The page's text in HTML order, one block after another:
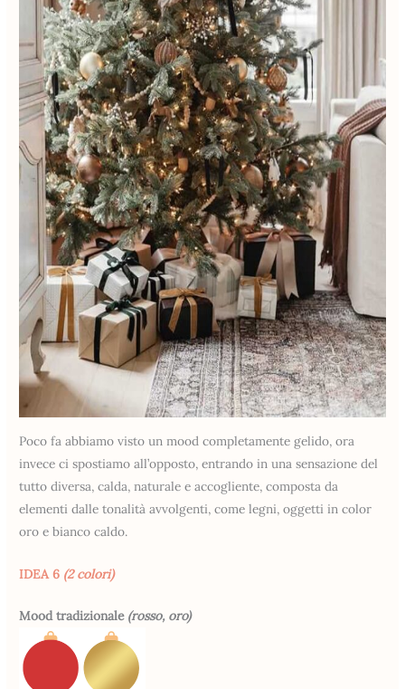
Poco fa abbiamo visto un mood completamente gelido, ora
invece ci spostiamo all’opposto, entrando in una sensazione del
tutto diversa, calda, naturale e accogliente, composta da
elementi dalle tonalità avvolgenti, come legni, oggetti in color
oro e bianco caldo.
IDEA 6 (2 colori)
Mood tradizionale (rosso, oro)